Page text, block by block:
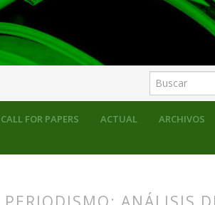
CALL FOR PAPERS ACTUAL ARCHIVOS